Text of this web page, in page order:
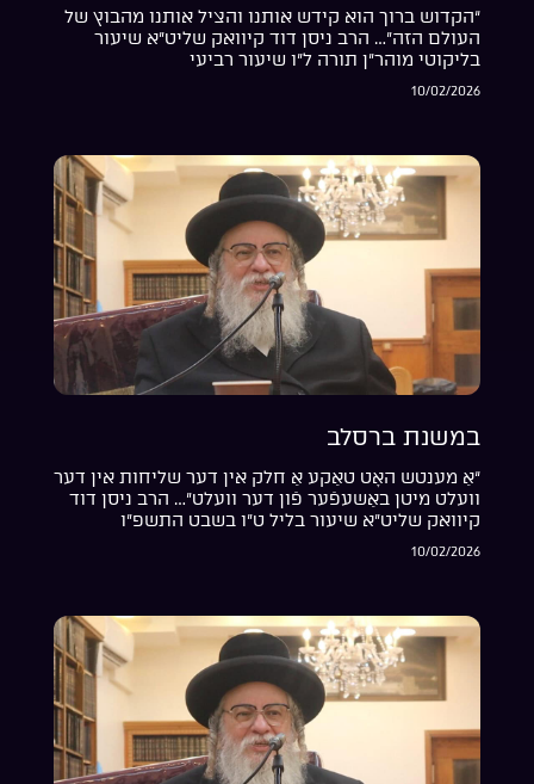
“הקדוש ברוך הוא קידש אותנו והציל אותנו מהבוץ של
העולם הזה”… הרב ניסן דוד קיוואק שליט”א שיעור
בליקוטי מוהר”ן תורה ל”ו שיעור רביעי
10/02/2026
במשנת ברסלב
“אַ מענטש האָט טאַקע אַ חלק אין דער שליחות אין דער
וועלט מיטן באַשעפֿער פֿון דער וועלט”… הרב ניסן דוד
קיוואק שליט”א שיעור בליל ט”ו בשבט התשפ”ו
10/02/2026